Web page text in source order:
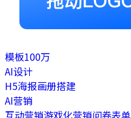
模板100万
AI设计
H5海报画册搭建
AI营销
互动营销游戏化营销问卷表单